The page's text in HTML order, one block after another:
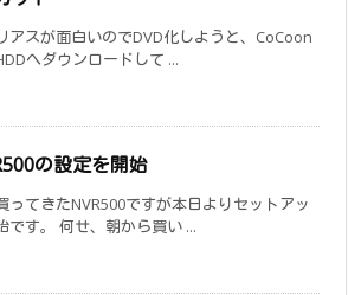
アスが面白いのでDVD化しようと、CoCoon
へダウンロードして ...
の設定を開始
ってきたNVR500ですが本日よりセットアッ
です。 何せ、朝から買い ...